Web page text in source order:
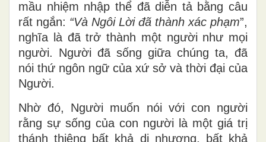
3. Một lần nữa, thánh Gio-an chiêm ngắm
mầu nhiệm nhập thể đã diễn tả bằng câu
rất ngắn:“Và Ngôi Lời đã thành xác phạm”,
nghĩa là đã trở thành một người như mọi
người. Người đã sống giữa chúng ta, đã
nói thứ ngôn ngữ của xứ sở và thời đại của
Người.